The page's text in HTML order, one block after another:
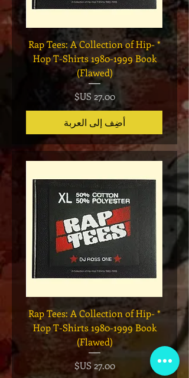
* Rap Tees: A Collection of Hip-
Hop T-Shirts 1980-1999 Book
(Flawed)
السعر‏27.00 US$
أضِف إلى العربة
* Rap Tees: A Collection of Hip-
Hop T-Shirts 1980-1999 Book
(Flawed)
السعر‏27.00 US$